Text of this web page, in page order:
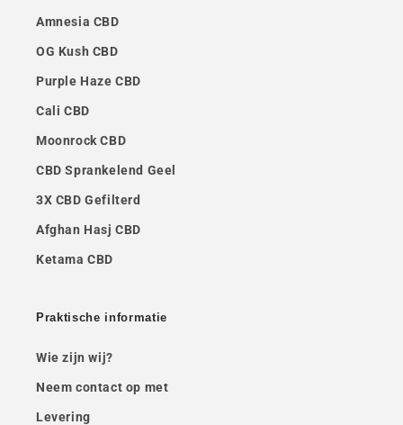
Amnesia CBD
OG Kush CBD
Purple Haze CBD
Cali CBD
Moonrock CBD
CBD Sprankelend Geel
3X CBD Gefilterd
Afghan Hasj CBD
Ketama CBD
Praktische informatie
Wie zijn wij?
Neem contact op met
Levering